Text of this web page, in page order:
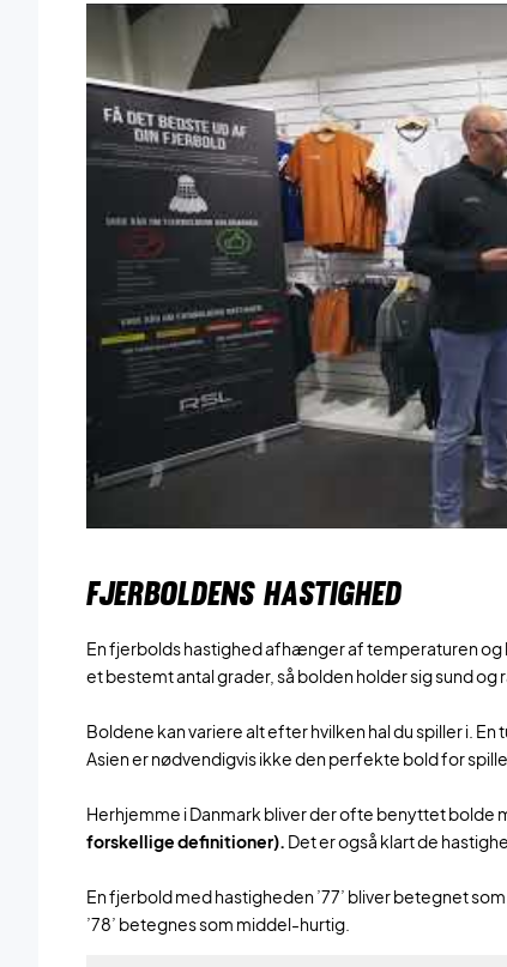
FJERBOLDENS HASTIGHED
En fjerbolds hastighed afhænger af temperaturen
et bestemt antal grader, så bolden holder sig sund og
Boldene kan variere alt efter hvilken hal du spiller i.
Asien er nødvendigvis ikke den perfekte bold for
Herhjemme i Danmark bliver der ofte benyttet bolde
forskellige definitioner). Det er også klart de
En fjerbold med hastigheden ’77’ bliver betegnet
’78’ betegnes som middel-hurtig.